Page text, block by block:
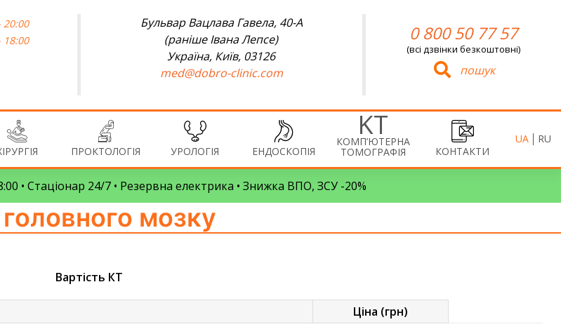
20:00
18:00
Бульвар Вацлава Гавела, 40-А
(раніше Івана Лепсе)
Україна, Київ, 03126
med@dobro-clinic.com
0 800 50 77 57
(всі дзвінки безкоштовні)
пошук
ПРОКТОЛОГІЯ УРОЛОГІЯ ЕНДОСКОПІЯ
КОМП’ЮТЕРНА
ТОМОГРАФІЯ КОНТАКТИ
UA RU
• Стаціонар 24/7 • Резервна електрика • Знижка ВПО, ЗСУ -20%
мозку
Вартість КТ
Ціна (грн)